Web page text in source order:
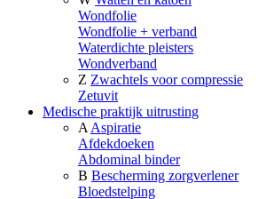
Wondfolie
Wondfolie + verband
Waterdichte pleisters
Wondverband
Z Zwachtels voor compressie
Zetuvit
Medische praktijk uitrusting
A Aspiratie
Afdekdoeken
Abdominal binder
B Bescherming zorgverlener
Bloedstelping